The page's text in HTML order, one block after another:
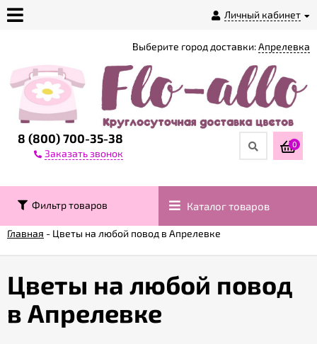
Личный кабинет
магазине
Доставка
Контакты
Гарантии
8 (800) 700-35-38
Заказать звонок
Выберите город доставки:Апрелевка
0
Фильтр товаров Каталог товаров
Главная - Цветы на любой повод в Апрелевке
Цветы на любой повод
в Апрелевке